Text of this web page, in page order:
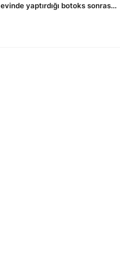
evinde yaptırdığı botoks sonras...